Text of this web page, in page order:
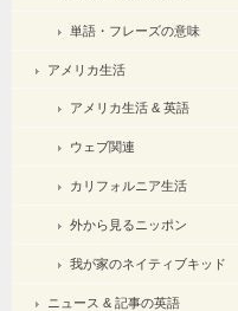
単語・フレーズの意味
アメリカ生活
アメリカ生活 & 英語
ウェブ関連
カリフォルニア生活
外から見るニッポン
我が家のネイティブキッド
ニュース & 記事の英語